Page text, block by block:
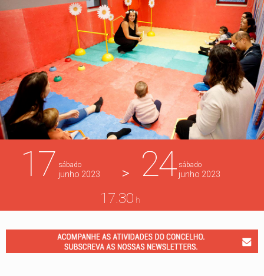
17 sábado
junho 2023 > 24 sábado
junho 2023
17.30 h